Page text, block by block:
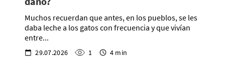
Muchos recuerdan que antes, en los pueblos, se les
daba leche a los gatos con frecuencia y que vivían
entre...
29.07.2026 1 4 min